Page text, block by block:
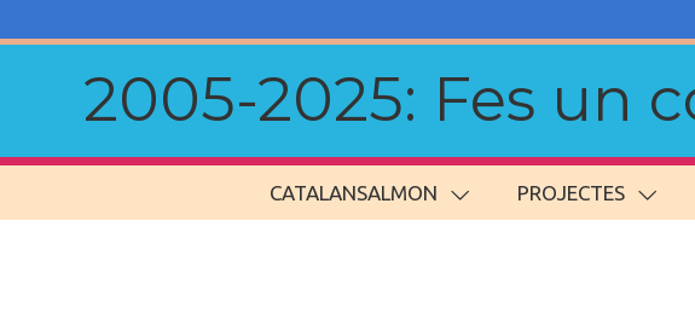
2005-2025: Fes un
CATALANSALMON PROJECTES